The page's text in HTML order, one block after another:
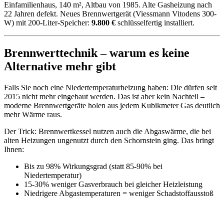
Einfamilienhaus, 140 m², Altbau von 1985. Alte Gasheizung nach
22 Jahren defekt. Neues Brennwertgerät (Viessmann Vitodens 300-
W) mit 200-Liter-Speicher: 9.800 € schlüsselfertig installiert.
Brennwerttechnik – warum es keine
Alternative mehr gibt
Falls Sie noch eine Niedertemperaturheizung haben: Die dürfen seit
2015 nicht mehr eingebaut werden. Das ist aber kein Nachteil –
moderne Brennwertgeräte holen aus jedem Kubikmeter Gas deutlich
mehr Wärme raus.
Der Trick: Brennwertkessel nutzen auch die Abgaswärme, die bei
alten Heizungen ungenutzt durch den Schornstein ging. Das bringt
Ihnen:
Bis zu 98% Wirkungsgrad (statt 85-90% bei
Niedertemperatur)
15-30% weniger Gasverbrauch bei gleicher Heizleistung
Niedrigere Abgastemperaturen = weniger Schadstoffausstoß